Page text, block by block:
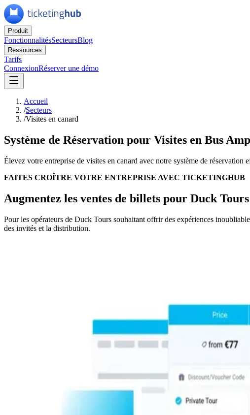
Produit
FonctionnalitésSecteursBlog
Ressources
Tarifs
ConnexionRéserver une démo
Accueil
/Secteurs
/Visites en canard
Système de Réservation pour Visites en Bus
Élevez votre entreprise de visites en canard avec notre système de
FAITES CROÎTRE VOTRE ENTREPRISE AVEC TICKETINGHUB
Augmentez les ventes de billets pour Duck Tours
Pour les opérateurs de Duck Tours souhaitant offrir des expériences
des invités et la distribution.